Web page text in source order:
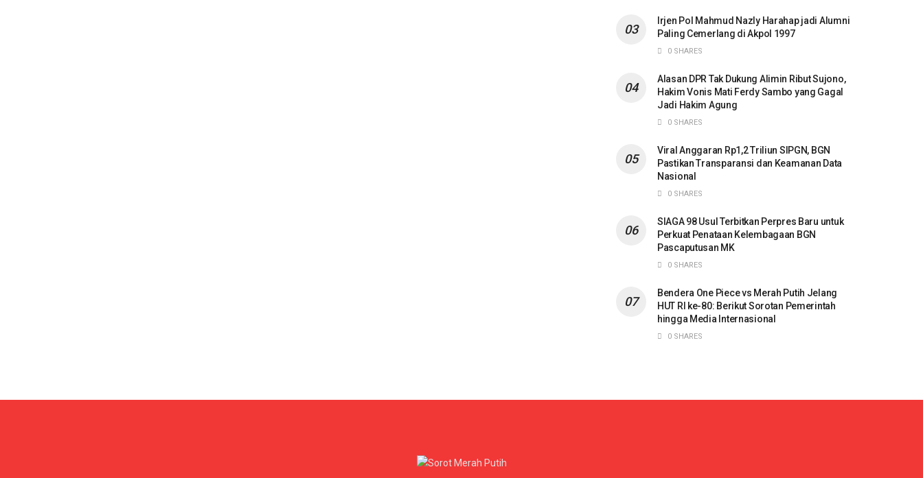
Irjen Pol Mahmud Nazly Harahap jadi Alumni
Paling Cemerlang di Akpol 1997
0 SHARES
Alasan DPR Tak Dukung Alimin Ribut Sujono,
Hakim Vonis Mati Ferdy Sambo yang Gagal
Jadi Hakim Agung
0 SHARES
Viral Anggaran Rp1,2 Triliun SIPGN, BGN
Pastikan Transparansi dan Keamanan Data
Nasional
0 SHARES
SIAGA 98 Usul Terbitkan Perpres Baru untuk
Perkuat Penataan Kelembagaan BGN
Pascaputusan MK
0 SHARES
Bendera One Piece vs Merah Putih Jelang
HUT RI ke-80: Berikut Sorotan Pemerintah
hingga Media Internasional
0 SHARES